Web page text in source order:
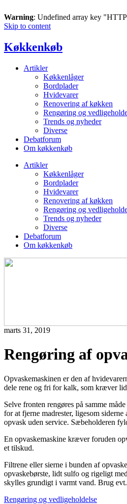
Warning: Undefined array key
Skip to content
Køkkenkøb
Artikler
Køkkenlåger
Bordplader
Hvidevarer
Renovering af køkken
Rengøring og
Trends og nyheder
Diverse
Debatforum
Om køkkenkøb
Artikler
Køkkenlåger
Bordplader
Hvidevarer
Renovering af køkken
Rengøring og
Trends og nyheder
Diverse
Debatforum
Om køkkenkøb
marts 31, 2019
Rengøring af
Opvaskemaskinen er den af
dele rene og fri for kalk, som kræver
Selve fronten rengøres på samme
for at fjerne madrester, ligesom
opvask uden service. Sæbeholderen
En opvaskemaskine kræver foruden
et tilskud.
Filtrene eller sierne i bunden af
opvaskebørste, lidt sulfo og rigeligt
skylles grundigt i varmt vand. Brug
Rengøring og vedligeholdelse